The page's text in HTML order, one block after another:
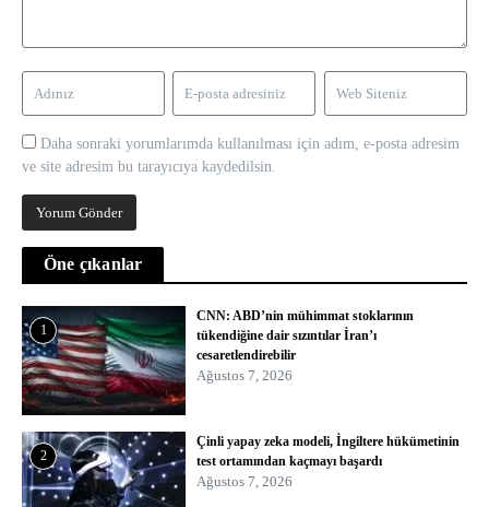
Daha sonraki yorumlarımda kullanılması için adım, e-posta adresim
ve site adresim bu tarayıcıya kaydedilsin.
Öne çıkanlar
1
CNN: ABD’nin mühimmat stoklarının
tükendiğine dair sızıntılar İran’ı
cesaretlendirebilir
Ağustos 7, 2026
2
Çinli yapay zeka modeli, İngiltere hükümetinin
test ortamından kaçmayı başardı
Ağustos 7, 2026